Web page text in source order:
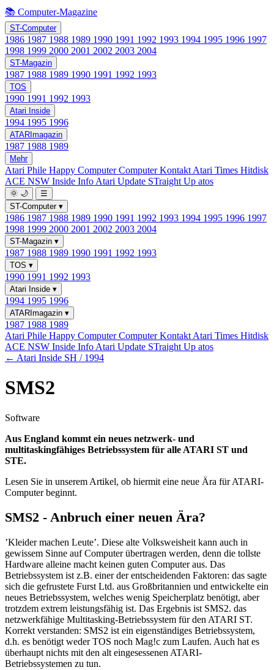
📚 Computer-Magazine
ST-Computer
1986 1987 1988 1989 1990 1991 1992 1993 1994 1995 1996 1997
1998 1999 2000 2001 2002 2003 2004
ST-Magazin
1987 1988 1989 1990 1991 1992 1993
TOS
1990 1991 1992 1993
Atari Inside
1994 1995 1996
ATARImagazin
1987 1988 1989
Mehr
Atari Phile Happy ComputerComputer Kontakt Atari Times Hitdisk
ACE NSW Inside Info Atari Update STraight Up atos
🌞 🌙
☰
ST-Computer ▾
1986 1987 1988 1989 1990 1991 1992 1993 1994 1995 1996 1997
1998 1999 2000 2001 2002 2003 2004
ST-Magazin ▾
1987 1988 1989 1990 1991 1992 1993
TOS ▾
1990 1991 1992 1993
Atari Inside ▾
1994 1995 1996
ATARImagazin ▾
1987 1988 1989
Atari Phile Happy ComputerComputer Kontakt Atari Times Hitdisk
ACE NSW Inside Info Atari Update STraight Up atos
← Atari Inside SH / 1994
SMS2
Software
Aus England kommt ein neues netzwerk- und
multitaskingfähiges Betriebssystem für alle ATARI ST und
STE.
Lesen Sie in unserem Artikel, ob hiermit eine neue Ära für ATARI-
Computer beginnt.
SMS2 - Anbruch einer neuen Ära?
’Kleider machen Leute’. Diese alte Volksweisheit kann auch in
gewissem Sinne auf Computer übertragen werden, denn die tollste
Hardware alleine macht keinen guten Computer aus. Das
Betriebssystem ist z.B. einer der entscheidenden Faktoren: das sagte
sich die gefrustete Furst Ltd. aus Großbritannien und entwickelte ein
neues Betriebssystem, welches wenig Speicherplatz benötigt, aber
trotzdem extrem leistungsfähig ist. Das Ergebnis ist SMS2. das
netzwerkfähige Multitasking-Betriebssystem für den ATARI ST.
Korrekt verstanden: SMS2 ist ein eigenständiges Betriebssystem,
d.h. es benötigt weder TOS noch Mag!c zum Laufen. Auch hat es
überhaupt nichts mit den alt eingesessenen ATARI-
Betriebssystemen zu tun.